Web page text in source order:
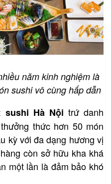
năm kinh nghiệm là
sushi vô cùng hấp dẫn
sushi Hà Nội trứ danh
thức hơn 50 món
kỳ với đa dạng hương vị
còn sở hữu kha khá
một lần là đảm bảo khó